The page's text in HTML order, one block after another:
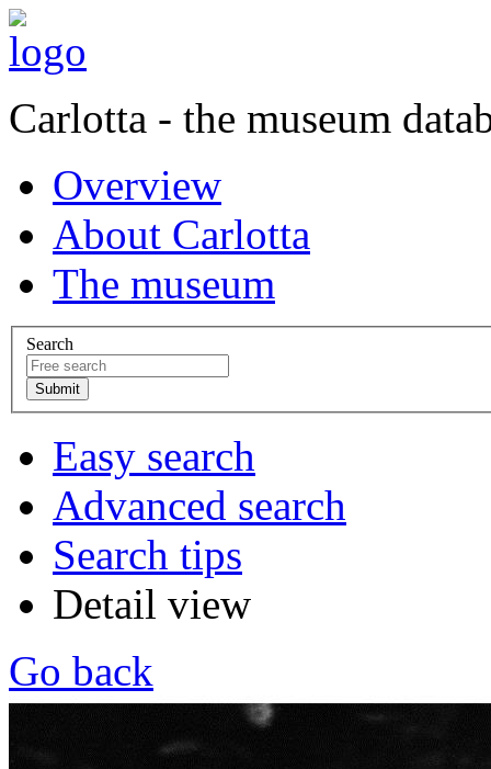
Carlotta - the museum
Overview
About Carlotta
The museum
Search
Easy search
Advanced search
Search tips
Detail view
Go back